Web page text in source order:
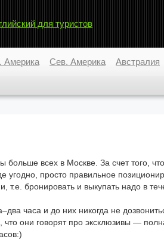
для туристов
Сев. Америка Австралия
больше всех в Москве. За счет того,
угодно, просто правильное
бронировать и выкупать надо в
часа и до них никогда не
они говорят про эксклюзивы —